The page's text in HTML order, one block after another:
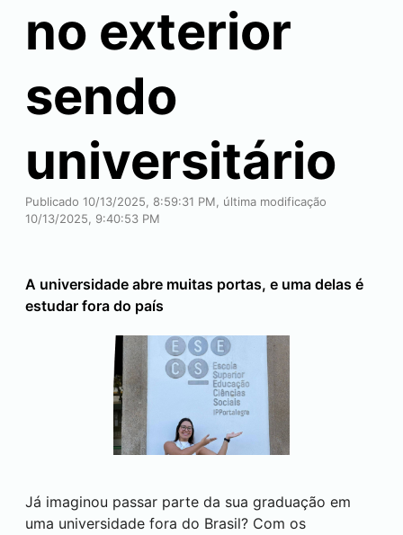
no exterior
sendo
universitário
Publicado 10/13/2025, 8:59:31 PM, última modificação
10/13/2025, 9:40:53 PM
A universidade abre muitas portas, e uma delas é
estudar fora do país
Já imaginou passar parte da sua graduação em
uma universidade fora do Brasil? Com os